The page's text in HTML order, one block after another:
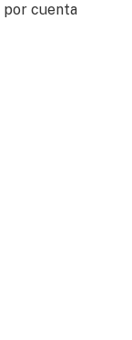
cuenta